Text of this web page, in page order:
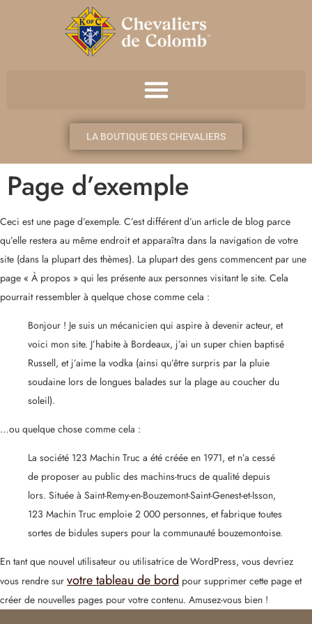
LA BOUTIQUE DES CHEVALIERS
Page d’exemple
Ceci est une page d’exemple. C’est différent d’un article de blog parce
qu’elle restera au même endroit et apparaîtra dans la navigation de votre
site (dans la plupart des thèmes). La plupart des gens commencent par une
page « À propos » qui les présente aux personnes visitant le site. Cela
pourrait ressembler à quelque chose comme cela :
Bonjour ! Je suis un mécanicien qui aspire à devenir acteur, et
voici mon site. J’habite à Bordeaux, j’ai un super chien baptisé
Russell, et j’aime la vodka (ainsi qu’être surpris par la pluie
soudaine lors de longues balades sur la plage au coucher du
soleil).
…ou quelque chose comme cela :
La société 123 Machin Truc a été créée en 1971, et n’a cessé
de proposer au public des machins-trucs de qualité depuis
lors. Située à Saint-Remy-en-Bouzemont-Saint-Genest-et-Isson,
123 Machin Truc emploie 2 000 personnes, et fabrique toutes
sortes de bidules supers pour la communauté bouzemontoise.
En tant que nouvel utilisateur ou utilisatrice de WordPress, vous devriez
vous rendre sur votre tableau de bord pour supprimer cette page et
créer de nouvelles pages pour votre contenu. Amusez-vous bien !